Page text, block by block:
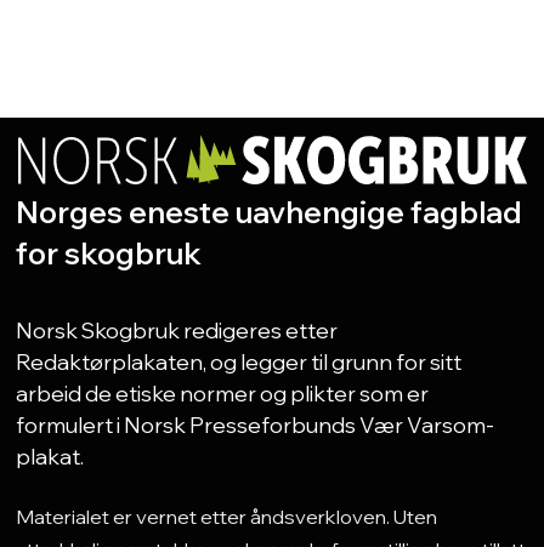
Norges eneste uavhengige fagblad
for skogbruk
Norsk Skogbruk redigeres etter
Redaktørplakaten, og legger til grunn for sitt
arbeid de etiske normer og plikter som er
formulert i Norsk Presseforbunds Vær Varsom-
plakat.
Materialet er vernet etter åndsverkloven. Uten